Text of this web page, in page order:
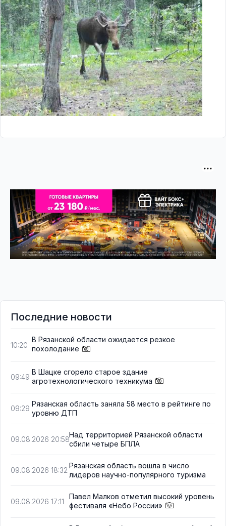
Последние новости
10:20
В Рязанской области ожидается резкое
похолодание
09:49
В Шацке сгорело старое здание
агротехнологического техникума
09:29
Рязанская область заняла 58 место в рейтинге по
уровню ДТП
09.08.2026 20:58
Над территорией Рязанской области
сбили четыре БПЛА
09.08.2026 18:32
Рязанская область вошла в число
лидеров научно-популярного туризма
09.08.2026 17:11
Павел Малков отметил высокий уровень
фестиваля «Небо России»